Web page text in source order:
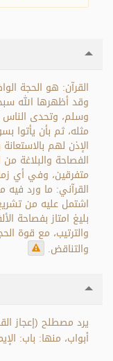
القرآن: هو الحجة
وقد أظهرها الله
وسلم، وتحدى الناس
مثله، ثم بأن يأتوا
الإذن لهم
الفصاحة والبلاغة
متفرقين، وفي أي
القرآني: ما ورد فيه
اشتمل عليه من
بليغ امتاز بفصاحة
والترتيب، مع قوة
والتناقض.
يرد مصطلح (إعجاز
أبواب، منها: باب: